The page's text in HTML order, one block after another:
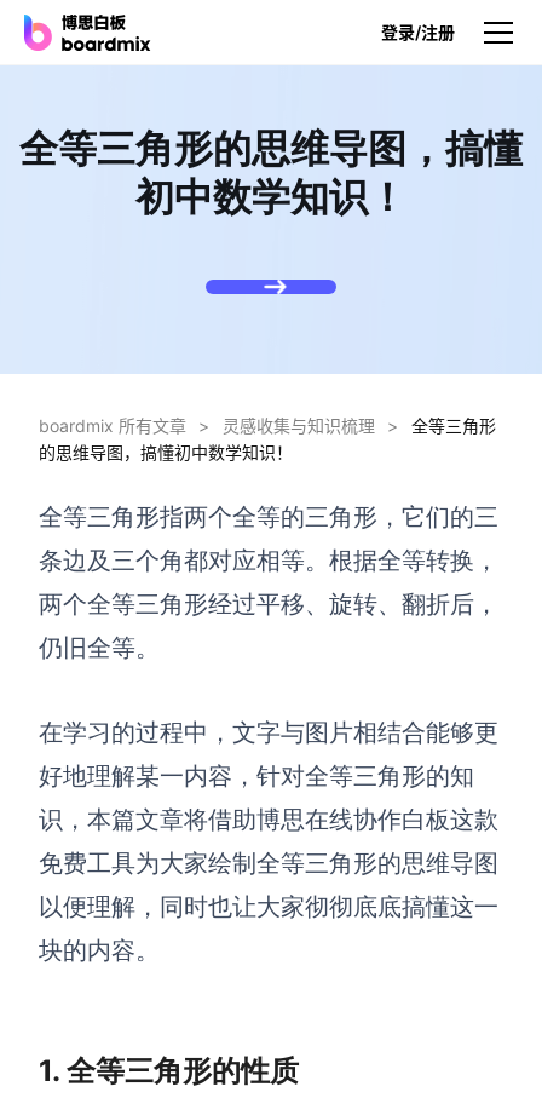
登录/注册
产品
博思白板
博思白板离线版
博思设计
一体化产品设计工具
博思AIPPT
AI生成PPT，支持在线编辑
资源与下载
向团队介绍
博思白板boardmix
下载
全等三角形的思维导图，搞懂
初中数学知识！
boardmix 所有文章 > 灵感收集与知识梳理 >
全等三角形
的思维导图，搞懂初中数学知识！
全等三角形指两个全等的三角形，它们的三
条边及三个角都对应相等。根据全等转换，
两个全等三角形经过平移、旋转、翻折后，
仍旧全等。
在学习的过程中，文字与图片相结合能够更
好地理解某一内容，针对全等三角形的知
识，本篇文章将借助博思在线协作白板这款
免费工具为大家绘制全等三角形的思维导图
以便理解，同时也让大家彻彻底底搞懂这一
块的内容。
1. 全等三角形的性质